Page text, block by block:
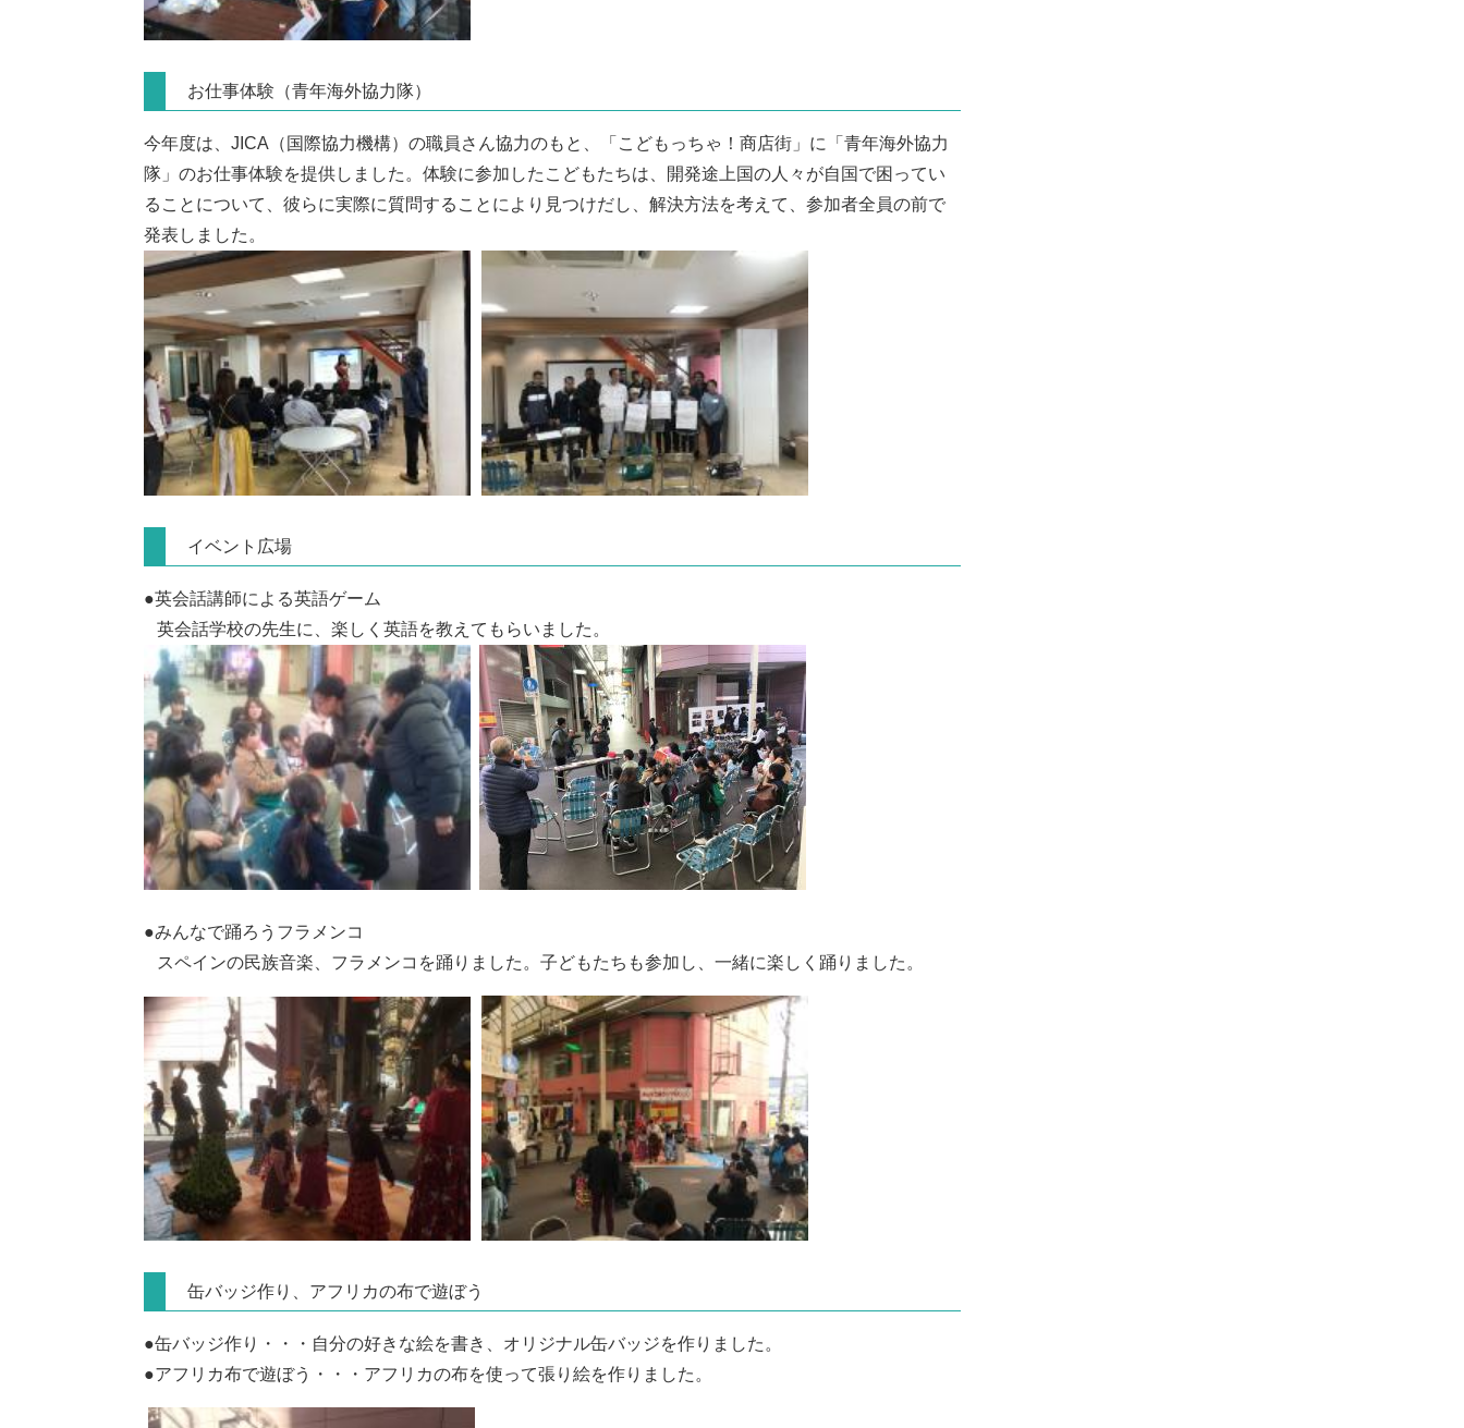
お仕事体験（青年海外協力隊）
今年度は、JICA（国際協力機構）の職員さん協力のもと、「こどもっちゃ！商店街」に「青年海外協力
隊」のお仕事体験を提供しました。体験に参加したこどもたちは、開発途上国の人々が自国で困ってい
ることについて、彼らに実際に質問することにより見つけだし、解決方法を考えて、参加者全員の前で
発表しました。
イベント広場
●英会話講師による英語ゲーム
英会話学校の先生に、楽しく英語を教えてもらいました。
●みんなで踊ろうフラメンコ
スペインの民族音楽、フラメンコを踊りました。子どもたちも参加し、一緒に楽しく踊りました。
缶バッジ作り、アフリカの布で遊ぼう
●缶バッジ作り・・・自分の好きな絵を書き、オリジナル缶バッジを作りました。
●アフリカ布で遊ぼう・・・アフリカの布を使って張り絵を作りました。